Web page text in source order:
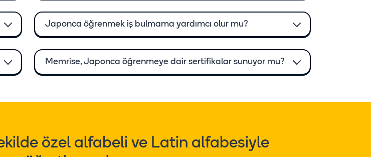
Japonca öğrenmek iş bulmama yardımcı olur mu?
Memrise, Japonca öğrenmeye dair sertifikalar sunuyor mu?
özel alfabeli ve Latin alfabesiyle